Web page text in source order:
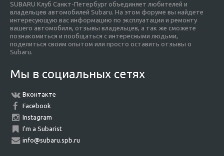
SUBARU Клуб Санкт-Петербург объединяет любителей и
владельцев автомобилей Subaru. На этом форуме вы найдете
интересующую вас информацию по эксплуатации и ремонту
вашего автомобиля, отзывы владельцев, а так же сможете
познакомиться и пообщаться с интересными людьми,
поделиться своим опытом или просто оставить отзывы о
Subaru.
Мы в социальных сетях
Вконтакте
Facebook
Instagram
I'm a Subarist
info@subaru.spb.ru